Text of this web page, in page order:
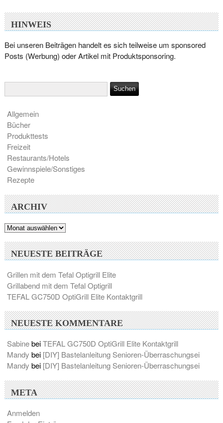
HINWEIS
Bei unseren Beiträgen handelt es sich teilweise um sponsored
Posts (Werbung) oder Artikel mit Produktsponsoring.
Allgemein
Bücher
Produkttests
Freizeit
Restaurants/Hotels
Gewinnspiele/Sonstiges
Rezepte
ARCHIV
Archiv
NEUESTE BEITRÄGE
Grillen mit dem Tefal Optigrill Elite
Grillabend mit dem Tefal Optigrill
TEFAL GC750D OptiGrill Elite Kontaktgrill
NEUESTE KOMMENTARE
SabinebeiTEFAL GC750D OptiGrill Elite Kontaktgrill
Mandy bei [DIY] Bastelanleitung Senioren-Überraschungsei
Mandy bei [DIY] Bastelanleitung Senioren-Überraschungsei
META
Anmelden